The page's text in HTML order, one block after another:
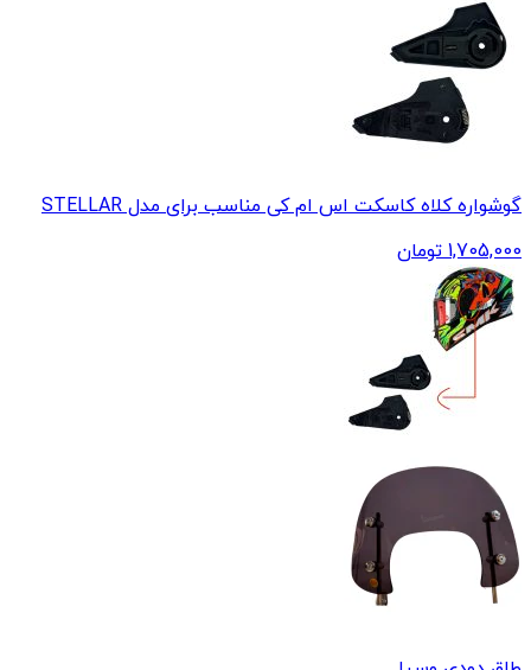
گوشواره کلاه کاسکت اس ام کی مناسب برای مدل STELLAR
1,705,000 تومان